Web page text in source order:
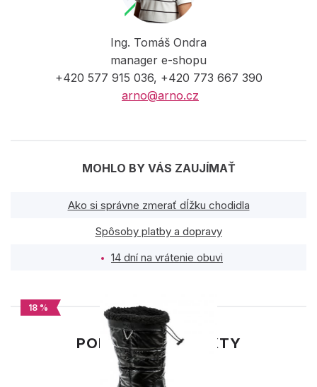
Ing. Tomáš Ondra
manager e-shopu
+420 577 915 036, +420 773 667 390
arno@arno.cz
MOHLO BY VÁS ZAUJÍMAŤ
Ako si správne zmerať dĺžku chodidla
Spôsoby platby a dopravy
14 dní na vrátenie obuvi
PODOBNÉ PRODUKTY
18 %